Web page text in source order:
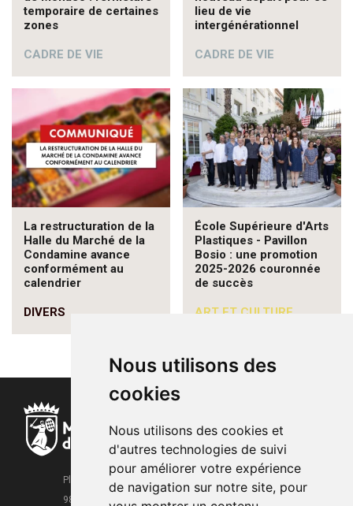
Nous utilisons des
cookies
Nous utilisons des cookies et
d'autres technologies de suivi
pour améliorer votre expérience
de navigation sur notre site, pour
temporaire de certaines
zones
CADRE DE VIE
lieu de vie
intergénérationnel
CADRE DE VIE
La restructuration de la
Halle du Marché de la
Condamine avance
conformément au
calendrier
DIVERS
École Supérieure d'Arts
Plastiques - Pavillon
Bosio : une promotion
2025-2026 couronnée
de succès
ART ET CULTURE
Place de la Mairie
98000 Monaco